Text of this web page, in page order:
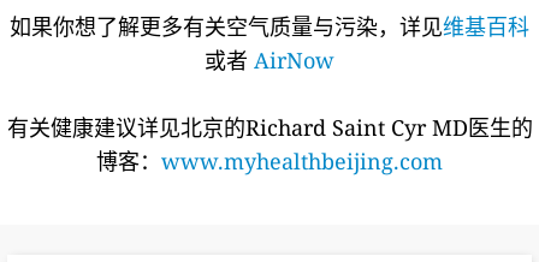
如果你想了解更多有关空气质量与污染，详见维基百科
或者 AirNow
有关健康建议详见北京的Richard Saint Cyr MD医生的
博客： www.myhealthbeijing.com